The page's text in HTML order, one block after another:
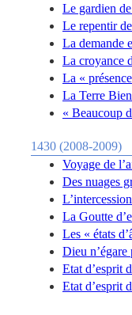
Le gardien
Le repentir
La demande
La croyance
La «
La Terre
« Beaucoup
1430 (2008-2009)
Voyage de
Des nuages
La Goutte
Les « états
Dieu
Etat d’esprit
Etat d’esprit